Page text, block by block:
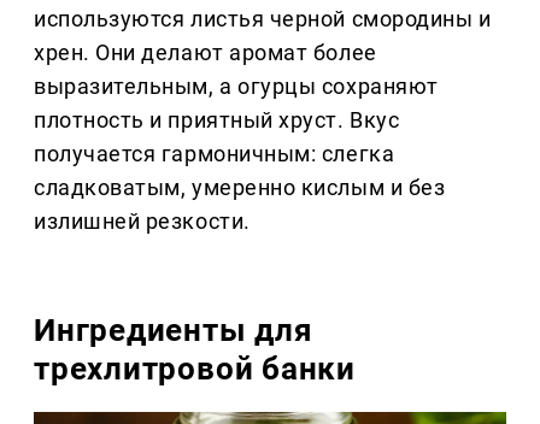
используются листья черной смородины и
хрен. Они делают аромат более
выразительным, а огурцы сохраняют
плотность и приятный хруст. Вкус
получается гармоничным: слегка
сладковатым, умеренно кислым и без
излишней резкости.
Ингредиенты для
трехлитровой банки